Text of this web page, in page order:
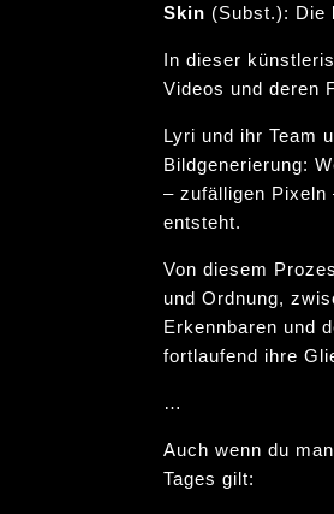
Skin (Subst.): Die
In dieser
Videos und deren
Lyri und ihr Team
Bildgenerierung:
– zufälligen Pixeln
entsteht.
Von diesem
und Ordnung,
Erkennbaren und
fortlaufend ihre
…
Auch wenn du
Tages gilt: